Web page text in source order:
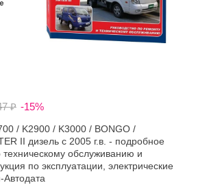
₽ -15%
/ K2900 / K3000 / BONGO /
II дизель с 2005 г.в. - подробное
техническому обслуживанию и
по эксплуатации, электрические